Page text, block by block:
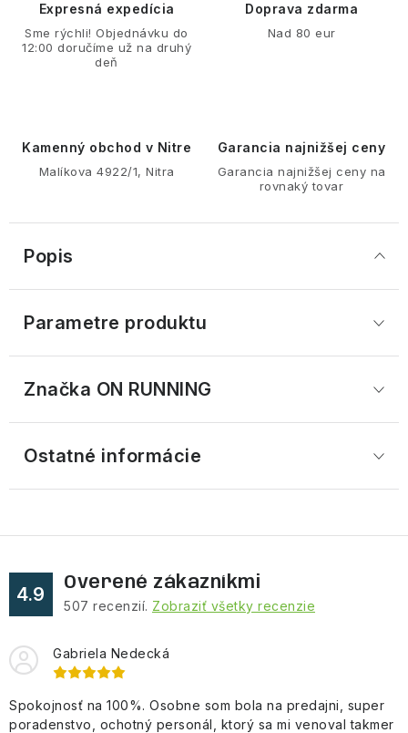
Expresná expedícia
Sme rýchli! Objednávku do
12:00 doručíme už na druhý
deň
Doprava zdarma
Nad 80 eur
Kamenný obchod v Nitre
Malíkova 4922/1, Nitra
Garancia najnižšej ceny
Garancia najnižšej ceny na
rovnaký tovar
Popis
Parametre produktu
Značka ON RUNNING
Ostatné informácie
4.9
Overené zákazníkmi
507 recenzií. Zobraziť všetky recenzie
Gabriela Nedecká
Spokojnosť na 100%. Osobne som bola na predajni, super
poradenstvo, ochotný personál, ktorý sa mi venoval takmer